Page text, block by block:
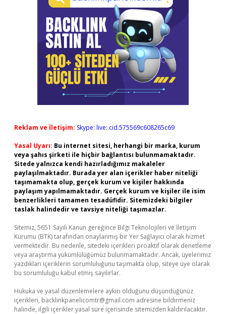
Reklam ve İletişim: Skype: live:.cid.575569c608265c69
Yasal Uyarı: Bu internet sitesi, herhangi bir marka, kurum
veya şahıs şirketi ile hiçbir bağlantısı bulunmamaktadır.
Sitede yalnızca kendi hazırladığımız makaleler
paylaşılmaktadır. Burada yer alan içerikler haber niteliği
taşımamakta olup, gerçek kurum ve kişiler hakkında
paylaşım yapılmamaktadır. Gerçek kurum ve kişiler ile isim
benzerlikleri tamamen tesadüfidir. Sitemizdeki bilgiler
taslak halindedir ve tavsiye niteliği taşımazlar.
Sitemiz, 5651 Sayılı Kanun gereğince Bilgi Teknolojileri ve İletişim
Kurumu (BTK) tarafından onaylanmış bir Yer Sağlayıcı olarak hizmet
vermektedir. Bu nedenle, sitedeki içerikleri proaktif olarak denetleme
veya araştırma yükümlülüğümüz bulunmamaktadır. Ancak, üyelerimiz
yazdıkları içeriklerin sorumluluğunu taşımakta olup, siteye üye olarak
bu sorumluluğu kabul etmiş sayılırlar.
Hukuka ve yasal düzenlemelere aykırı olduğunu düşündüğünüz
içerikleri, backlinkpanelicomtr@gmail.com adresine bildirmeniz
halinde, ilgili içerikler yasal süre içerisinde sitemizden kaldırılacaktır.